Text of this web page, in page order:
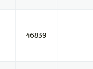
46839